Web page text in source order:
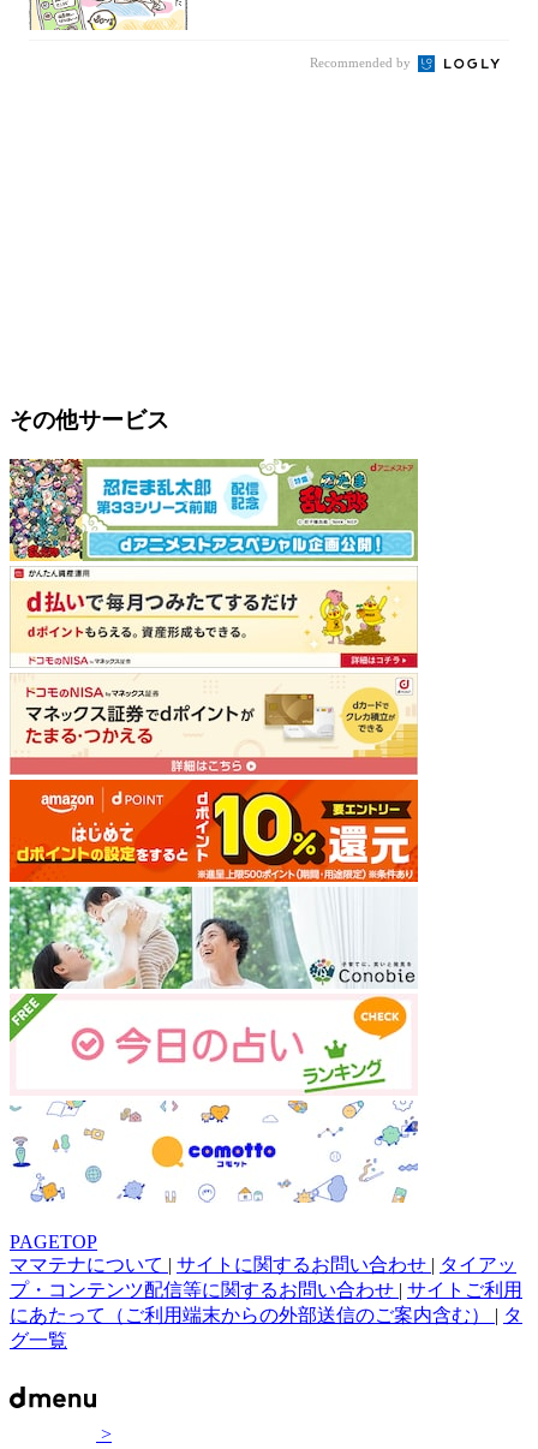
Recommended by
その他サービス
PAGETOP
ママテナについて | サイトに関するお問い合わせ | タイアッ
プ・コンテンツ配信等に関するお問い合わせ | サイトご利用
にあたって（ご利用端末からの外部送信のご案内含む） | タ
グ一覧
>